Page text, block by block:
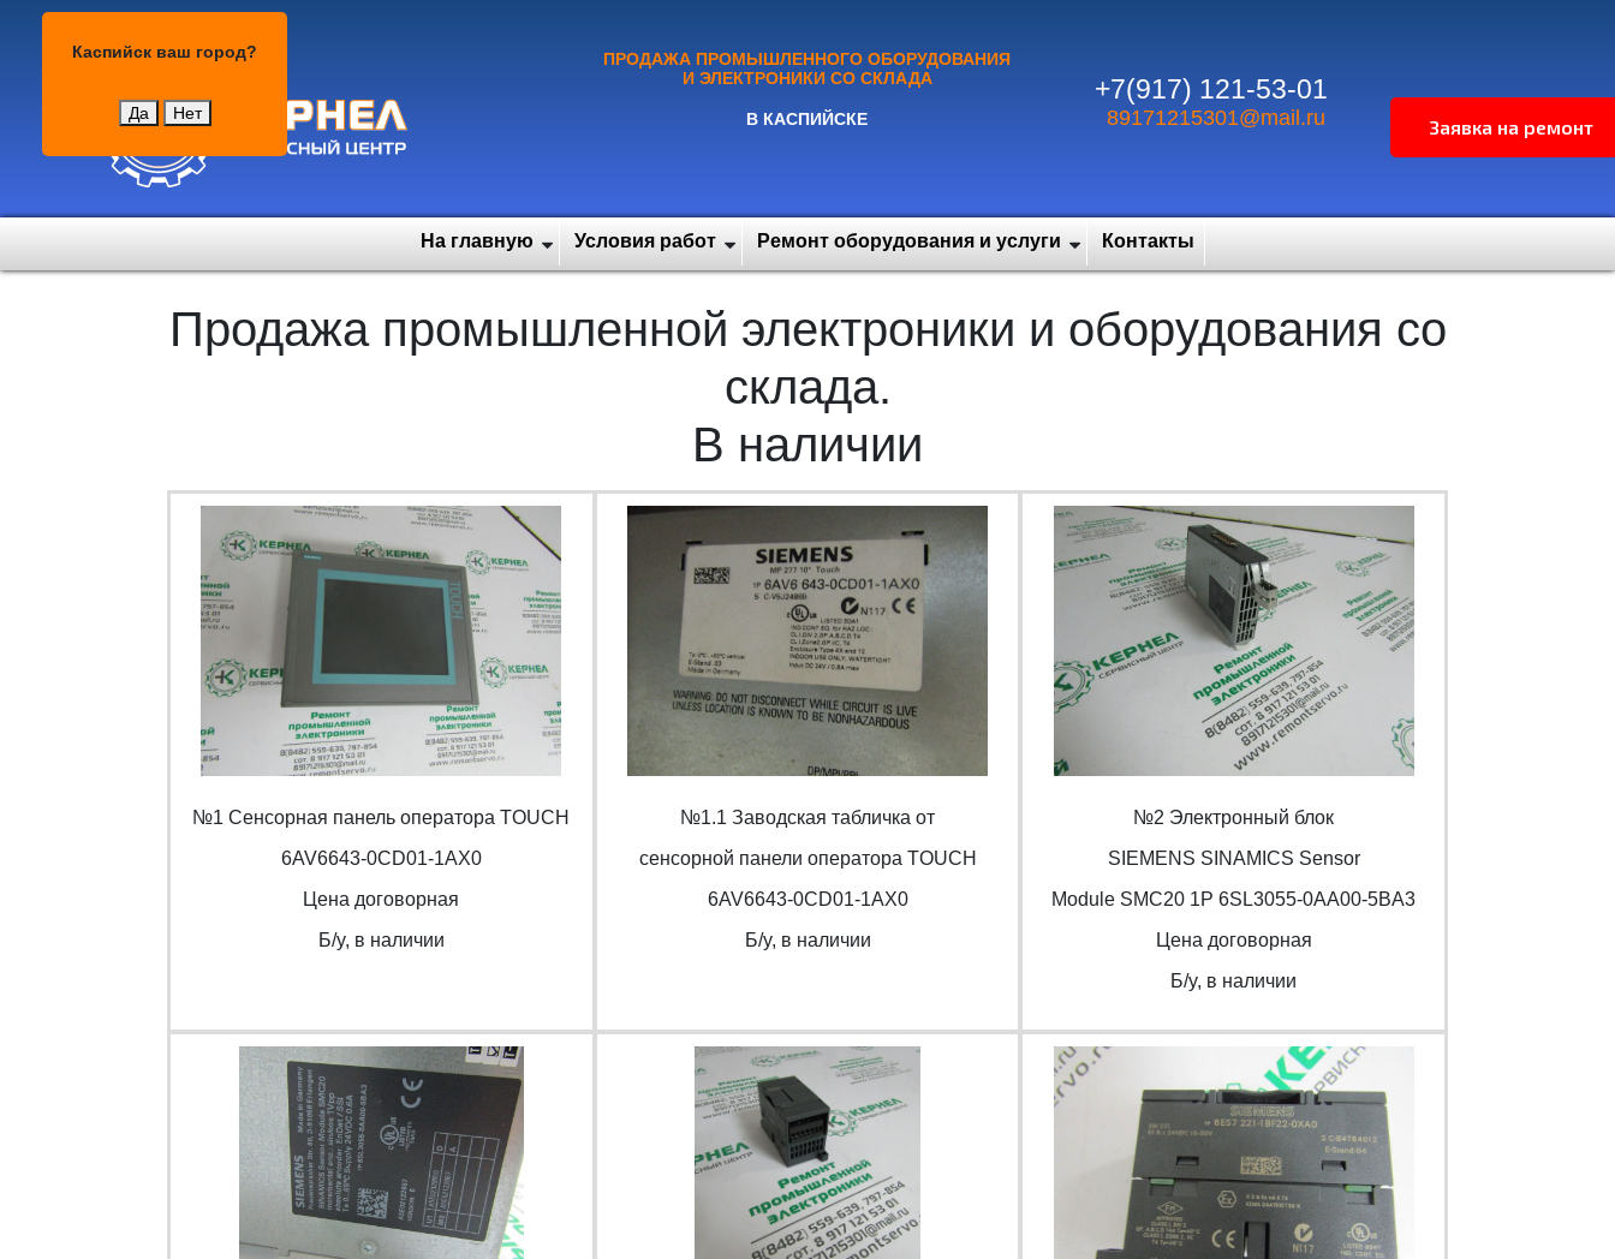
Каспийск ваш город?
Да Нет
ПРОДАЖА ПРОМЫШЛЕННОГО ОБОРУДОВАНИЯ
И ЭЛЕКТРОНИКИ СО СКЛАДА
В КАСПИЙСКЕ
+7(917) 121-53-01
89171215301@mail.ru
На главную Условия работ Ремонт оборудования и услуги Контакты
Продажа промышленной электроники и оборудования со
склада.
В наличии
№1 Сенсорная панель оператора TOUCH
6AV6643-0CD01-1AX0
Цена договорная
Б/y, в наличии
№1.1 Заводская табличка от
cенсорной панели оператора TOUCH
6AV6643-0CD01-1AX0
Б/y, в наличии
№2 Электронный блок
SIEMENS SINAMICS Sensor
Module SMC20 1P 6SL3055-0AA00-5BA3
Цена договорная
Б/y, в наличии